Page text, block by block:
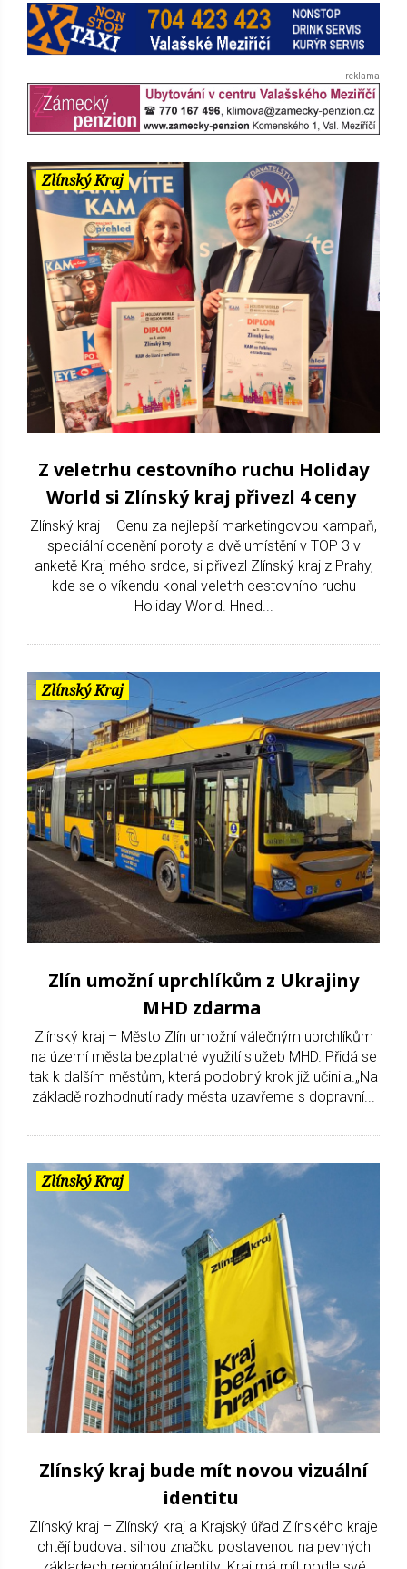
Zlínský Kraj
Z veletrhu cestovního ruchu Holiday
World si Zlínský kraj přivezl 4 ceny
Zlínský kraj – Cenu za nejlepší marketingovou kampaň,
speciální ocenění poroty a dvě umístění v TOP 3 v
anketě Kraj mého srdce, si přivezl Zlínský kraj z Prahy,
kde se o víkendu konal veletrh cestovního ruchu
Holiday World. Hned...
Zlínský Kraj
Zlín umožní uprchlíkům z Ukrajiny
MHD zdarma
Zlínský kraj – Město Zlín umožní válečným uprchlíkům
na území města bezplatné využití služeb MHD. Přidá se
tak k dalším městům, která podobný krok již učinila.„Na
základě rozhodnutí rady města uzavřeme s dopravní...
Zlínský Kraj
Zlínský kraj bude mít novou vizuální
identitu
Zlínský kraj – Zlínský kraj a Krajský úřad Zlínského kraje
chtějí budovat silnou značku postavenou na pevných